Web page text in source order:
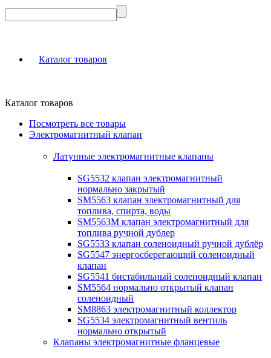
Каталог товаров
Каталог товаров
Посмотреть все товары
Электромагнитный клапан
Латунные электромагнитные клапаны
SG5532 клапан электромагнитный
нормально закрытый
SM5563 клапан электромагнитный для
топлива, спирта, воды
SM5563M клапан электромагнитный для
топлива ручной дублер
SG5533 клапан соленоидный ручной дублёр
SG5547 энергосберегающий соленоидный
клапан
SG5541 бистабильный соленоидный клапан
SM5564 нормально открытый клапан
соленоидный
SM8863 электромагнитный коллектор
SG5534 электромагнитный вентиль
нормально открытый
Клапаны электромагнитные фланцевые